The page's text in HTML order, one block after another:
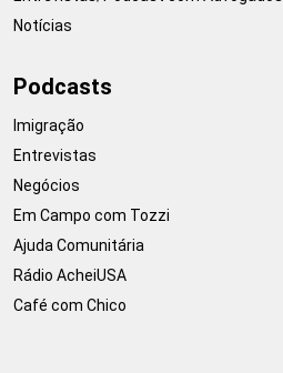
Notícias
Podcasts
Imigração
Entrevistas
Negócios
Em Campo com Tozzi
Ajuda Comunitária
Rádio AcheiUSA
Café com Chico